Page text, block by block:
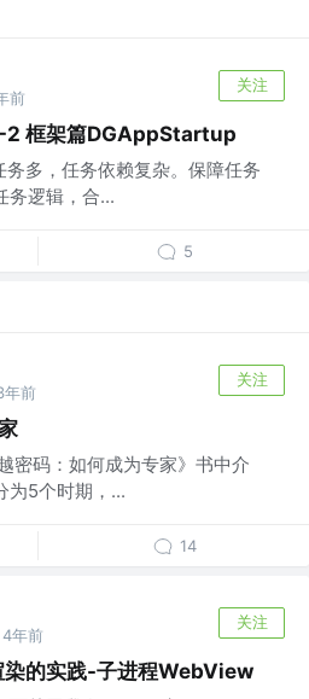
前
关注
框架篇DGAppStartup
多，任务依赖复杂。保障任务
务逻辑，合...
5
年前
关注
密码：如何成为专家》书中介
为5个时期，...
14
4年前
关注
的实践-子进程WebView